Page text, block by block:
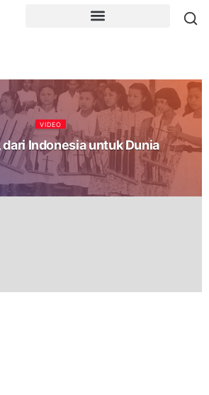
VIDEO
Indonesia untuk Dunia